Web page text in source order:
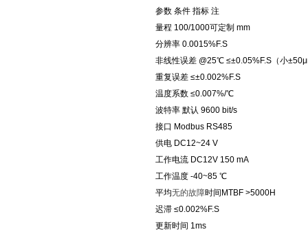
参数 条件 指标 注
量程 100/1000可定制 mm
分辨率 0.0015%F.S
非线性误差 @25℃ ≤±0.05%F.S（小
重复误差 ≤±0.002%F.S
温度系数 ≤0.007%/℃
波特率 默认 9600 bit/s
接口 Modbus RS485
供电 DC12~24 V
工作电流 DC12V 150 mA
工作温度 -40~85 ℃
平均无的故障时间MTBF >5000H
迟滞 ≤0.002%F.S
更新时间 1ms